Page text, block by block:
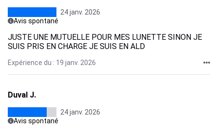
24 janv. 2026
Avis spontané
JUSTE UNE MUTUELLE POUR MES LUNETTE SINON JE
SUIS PRIS EN CHARGE JE SUIS EN ALD
Expérience du : 19 janv. 2026
Duval J.
24 janv. 2026
Avis spontané